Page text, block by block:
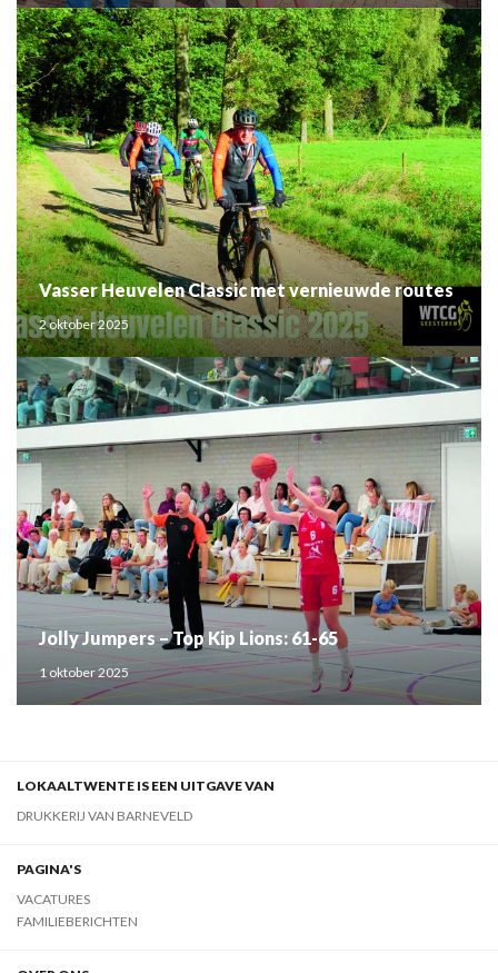
Vasser Heuvelen Classic met vernieuwde routes
2 oktober 2025
Jolly Jumpers – Top Kip Lions: 61-65
1 oktober 2025
LOKAALTWENTE IS EEN UITGAVE VAN
DRUKKERIJ VAN BARNEVELD
PAGINA'S
VACATURES
FAMILIEBERICHTEN